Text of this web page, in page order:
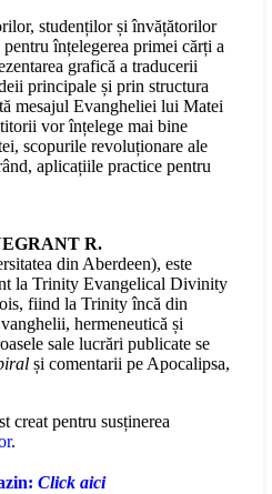
studenților și învățătorilor
înțelegerea primei cărți a
grafică a traducerii
principale și prin structura
mesajul Evangheliei lui Matei
vor înțelege mai bine
scopurile revoluționare ale
aplicațiile practice pentru
GRANT R.
din Aberdeen), este
la Trinity Evangelical Divinity
fiind la Trinity încă din
hermeneutică și
sale lucrări publicate se
și comentarii pe Apocalipsa,
creat pentru susținerea
.
Click aici